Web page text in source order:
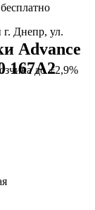
Днепр, ул.
до +2,9%
Advance
167A2